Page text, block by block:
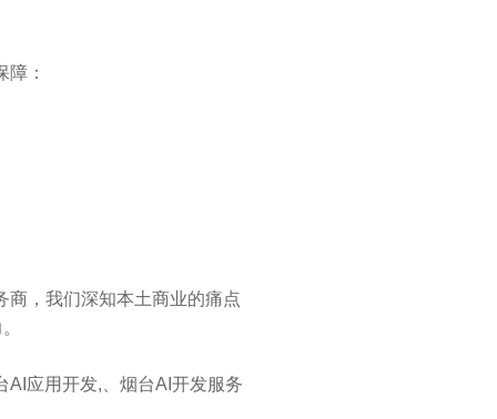
：
商，我们深知本土商业的痛点
AI应用开发,、烟台AI开发服务